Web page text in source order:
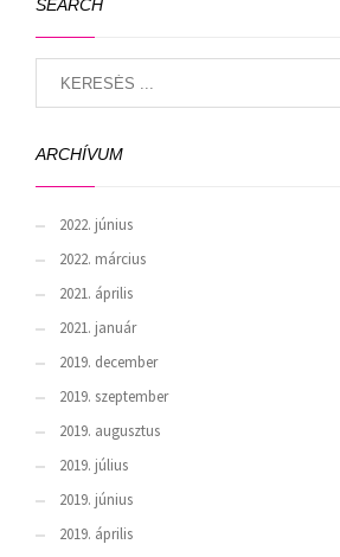
SEARCH
ARCHÍVUM
2022. június
2022. március
2021. április
2021. január
2019. december
2019. szeptember
2019. augusztus
2019. július
2019. június
2019. április